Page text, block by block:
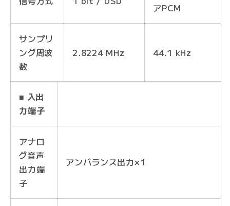
アPCM
サンプリ
ング周波
数
2.8224 MHz 44.1 kHz
■ 入出
力端子
アナロ
グ音声
出力端
子
アンバランス出力×1